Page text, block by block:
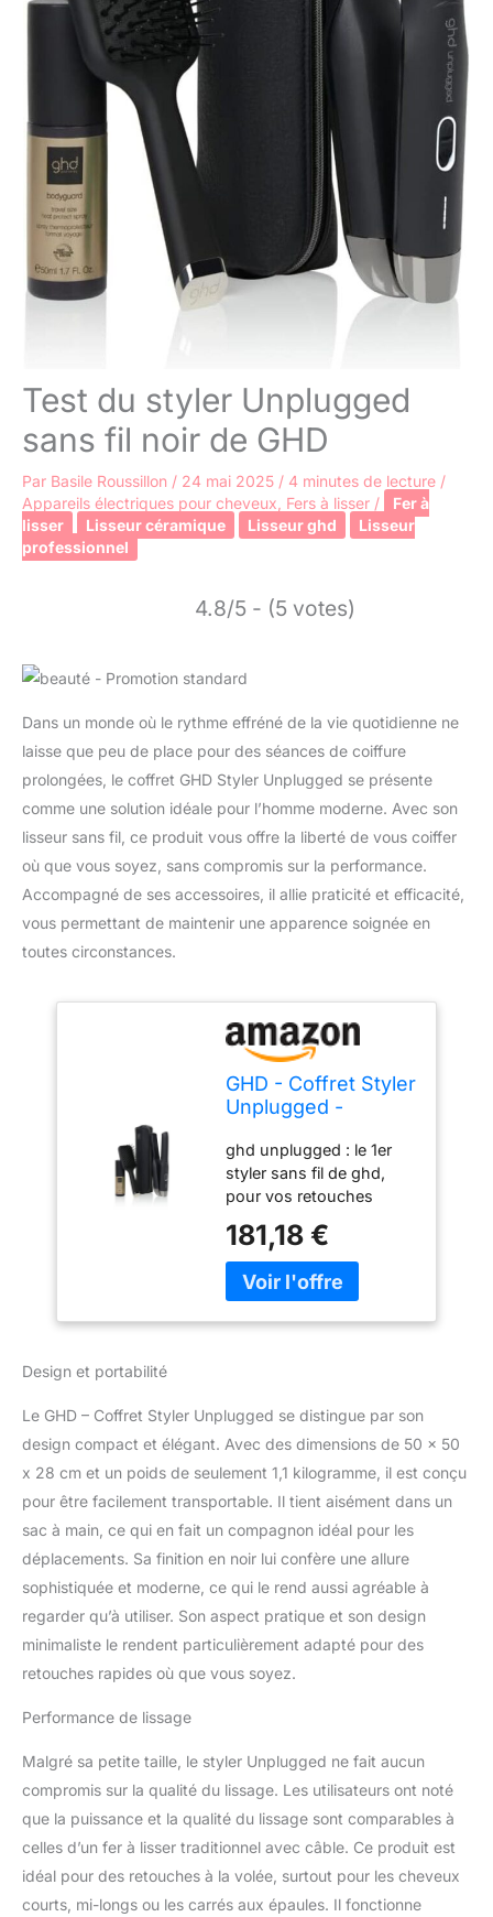
Test du styler Unplugged
sans fil noir de GHD
Par Basile Roussillon / 24 mai 2025 / 4 minutes de lecture /
Appareils électriques pour cheveux Fers à lisser /
Fer à
lisser
Lisseur céramique Lisseur ghd
Lisseur
professionnel
4.8/5 - (5 votes)
Dans un monde où le rythme effréné de la vie quotidienne ne
laisse que peu de place pour des séances de coiffure
prolongées, le coffret GHD Styler Unplugged se présente
comme une solution idéale pour l’homme moderne. Avec son
lisseur sans fil, ce produit vous offre la liberté de vous coiffer
où que vous soyez, sans compromis sur la performance.
Accompagné de ses accessoires, il allie praticité et efficacité,
vous permettant de maintenir une apparence soignée en
toutes circonstances.
GHD - Coffret Styler
Unplugged -
(Noir) +
Accessoires
ghd unplugged : le 1er
styler sans fil de ghd,
pour vos retouches
de votre lisseur filaire
Technologie Hybrid Co-
Lithium : pour maintenir
la température optimale
de coiffage unique de
185°C pour des résultats
sublimes sans chaleur
extrême Caractéristiques
supplémentaires :
chauffe en 45 secondes
- mode veille
automatique si inutilisé
pendant 3 minutes - 2
ans de garantie -
pochette de rangement
thermoprotecteur
181,18 €
Design et portabilité
Le GHD – Coffret Styler Unplugged se distingue par son
design compact et élégant. Avec des dimensions de 50 x 50
x 28 cm et un poids de seulement 1,1 kilogramme, il est conçu
pour être facilement transportable. Il tient aisément dans un
sac à main, ce qui en fait un compagnon idéal pour les
déplacements. Sa finition en noir lui confère une allure
sophistiquée et moderne, ce qui le rend aussi agréable à
regarder qu’à utiliser. Son aspect pratique et son design
minimaliste le rendent particulièrement adapté pour des
retouches rapides où que vous soyez.
Performance de lissage
Malgré sa petite taille, le styler Unplugged ne fait aucun
compromis sur la qualité du lissage. Les utilisateurs ont noté
que la puissance et la qualité du lissage sont comparables à
celles d’un fer à lisser traditionnel avec câble. Ce produit est
idéal pour des retouches à la volée, surtout pour les cheveux
courts, mi-longs ou les carrés aux épaules. Il fonctionne